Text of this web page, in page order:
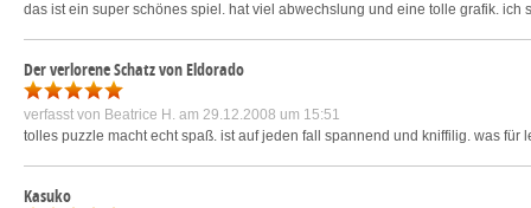
das ist ein super schönes spiel. hat viel abwechslung und eine tolle grafik.
Der verlorene Schatz von Eldorado
verfasst von Beatrice H. am 29.12.2008 um 15:51
tolles puzzle macht echt spaß. ist auf jeden fall spannend und kniffilig. was
Kasuko